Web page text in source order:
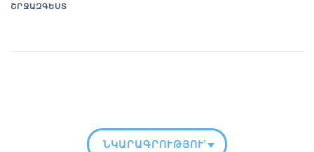
ՇՐՋԱԶԳԵՍՏ
ՆԿԱՐԱԳՐՈՒԹՅՈՒՆ